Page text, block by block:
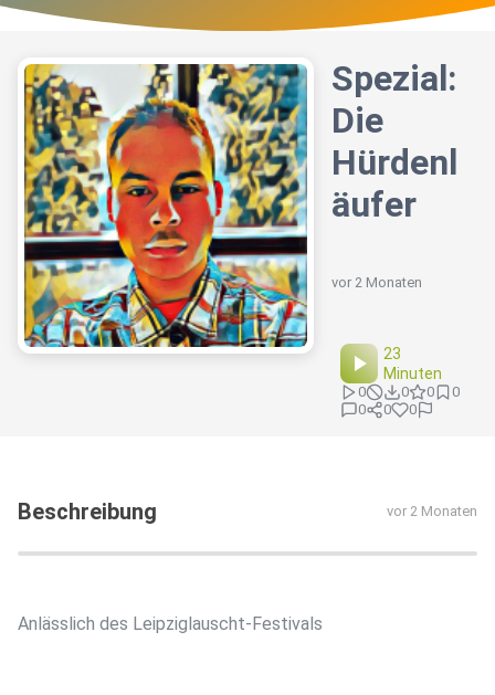
Spezial:
Die
Hürdenl
äufer
vor 2 Monaten
23
Minuten
0 0 0
0
0
0 0
Beschreibung vor 2 Monaten
Anlässlich des Leipziglauscht-Festivals